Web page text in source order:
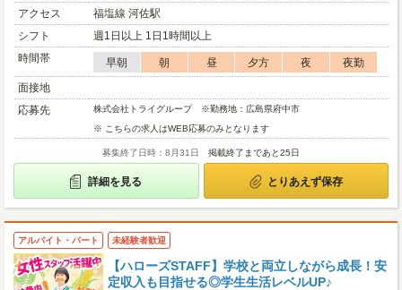
アクセス
福塩線 河佐駅
シフト
週1日以上 1日1時間以上
時間帯
早朝 朝 昼 夕方 夜
夜勤
面接地
応募先
株式会社トライグループ ※勤務地：広島県府中市
※ こちらの求人はWEB応募のみとなります
募集終了日時：8月31日 掲載終了まであと25日
詳細を見る とりあえず保存
アルバイト・パート 未経験者歓迎
【ハローズSTAFF】学校と両立しながら成長！安
定収入も目指せる◎学生生活レベルUP♪